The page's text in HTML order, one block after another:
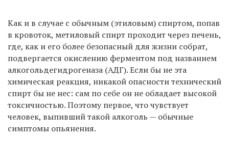
Как и в случае с обычным (этиловым) спиртом, попав
в кровоток, метиловый спирт проходит через печень,
где, как и его более безопасный для жизни собрат,
подвергается окислению ферментом под названием
алкогольдегидрогеназа (АДГ). Если бы не эта
химическая реакция, никакой опасности технический
спирт бы не нес: сам по себе он не обладает высокой
токсичностью. Поэтому первое, что чувствует
человек, выпивший такой алкоголь — обычные
симптомы опьянения.